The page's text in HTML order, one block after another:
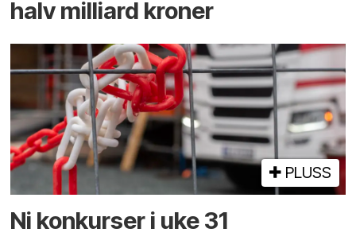
halv milliard kroner
PLUSS
Ni konkurser i uke 31